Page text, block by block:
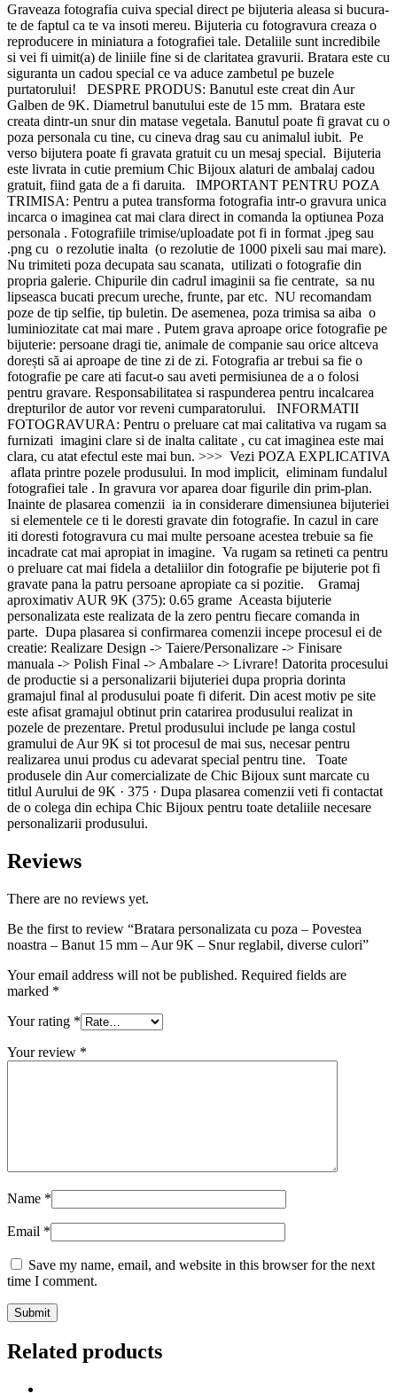
Graveaza fotografia cuiva special direct pe bijuteria aleasa si bucura-
te de faptul ca te va insoti mereu. Bijuteria cu fotogravura creaza o
reproducere in miniatura a fotografiei tale. Detaliile sunt incredibile
si vei fi uimit(a) de liniile fine si de claritatea gravurii. Bratara este cu
siguranta un cadou special ce va aduce zambetul pe buzele
purtatorului! DESPRE PRODUS: Banutul este creat din Aur
Galben de 9K. Diametrul banutului este de 15 mm. Bratara este
creata dintr-un snur din matase vegetala. Banutul poate fi gravat cu o
poza personala cu tine, cu cineva drag sau cu animalul iubit. Pe
verso bijutera poate fi gravata gratuit cu un mesaj special. Bijuteria
este livrata in cutie premium Chic Bijoux alaturi de ambalaj cadou
gratuit, fiind gata de a fi daruita. IMPORTANT PENTRU POZA
TRIMISA: Pentru a putea transforma fotografia intr-o gravura unica
incarca o imaginea cat mai clara direct in comanda la optiunea Poza
personala . Fotografiile trimise/uploadate pot fi in format .jpeg sau
.png cu o rezolutie inalta (o rezolutie de 1000 pixeli sau mai mare).
Nu trimiteti poza decupata sau scanata, utilizati o fotografie din
propria galerie. Chipurile din cadrul imaginii sa fie centrate, sa nu
lipseasca bucati precum ureche, frunte, par etc. NU recomandam
poze de tip selfie, tip buletin. De asemenea, poza trimisa sa aiba o
luminiozitate cat mai mare . Putem grava aproape orice fotografie pe
bijuterie: persoane dragi tie, animale de companie sau orice altceva
dorești să ai aproape de tine zi de zi. Fotografia ar trebui sa fie o
fotografie pe care ati facut-o sau aveti permisiunea de a o folosi
pentru gravare. Responsabilitatea si raspunderea pentru incalcarea
drepturilor de autor vor reveni cumparatorului. INFORMATII
FOTOGRAVURA: Pentru o preluare cat mai calitativa va rugam sa
furnizati imagini clare si de inalta calitate , cu cat imaginea este mai
clara, cu atat efectul este mai bun. >>> Vezi POZA EXPLICATIVA
aflata printre pozele produsului. In mod implicit, eliminam fundalul
fotografiei tale . In gravura vor aparea doar figurile din prim-plan.
Inainte de plasarea comenzii ia in considerare dimensiunea bijuteriei
si elementele ce ti le doresti gravate din fotografie. In cazul in care
iti doresti fotogravura cu mai multe persoane acestea trebuie sa fie
incadrate cat mai apropiat in imagine. Va rugam sa retineti ca pentru
o preluare cat mai fidela a detaliilor din fotografie pe bijuterie pot fi
gravate pana la patru persoane apropiate ca si pozitie. Gramaj
aproximativ AUR 9K (375): 0.65 grame Aceasta bijuterie
personalizata este realizata de la zero pentru fiecare comanda in
parte. Dupa plasarea si confirmarea comenzii incepe procesul ei de
creatie: Realizare Design -> Taiere/Personalizare -> Finisare
manuala -> Polish Final -> Ambalare -> Livrare! Datorita procesului
de productie si a personalizarii bijuteriei dupa propria dorinta
gramajul final al produsului poate fi diferit. Din acest motiv pe site
este afisat gramajul obtinut prin catarirea produsului realizat in
pozele de prezentare. Pretul produsului include pe langa costul
gramului de Aur 9K si tot procesul de mai sus, necesar pentru
realizarea unui produs cu adevarat special pentru tine. Toate
produsele din Aur comercializate de Chic Bijoux sunt marcate cu
titlul Aurului de 9K · 375 · Dupa plasarea comenzii veti fi contactat
de o colega din echipa Chic Bijoux pentru toate detaliile necesare
personalizarii produsului.
Reviews
There are no reviews yet.
Be the first to review “Bratara personalizata cu poza – Povestea
noastra – Banut 15 mm – Aur 9K – Snur reglabil, diverse culori”
Your email address will not be published. Required fields are
marked *
Your rating *
Your review *
Name *
Email *
Save my name, email, and website in this browser for the next
time I comment.
Related products